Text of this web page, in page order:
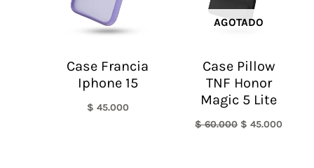
Case Francia
Iphone 15
$ 45.000
AGOTADO
Case Pillow
TNF Honor
Magic 5 Lite
$60.000 $ 45.000